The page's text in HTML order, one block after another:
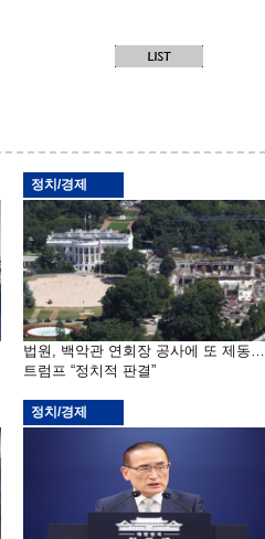
정치/경제
법원, 백악관 연회장 공사에 또 제동…
트럼프 “정치적 판결”
정치/경제